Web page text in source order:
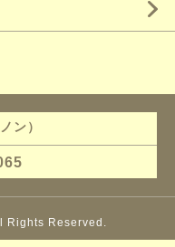
ン）
Rights Reserved.